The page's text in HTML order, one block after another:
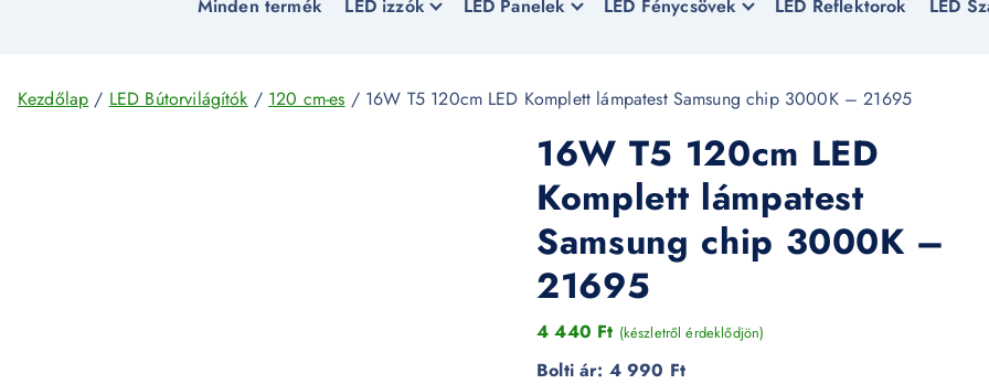
Minden termék LED izzók LED Panelek LED Fénycsövek LED Reflektorok LED
Kezdőlap / LED Bútorvilágítók / 120 cm-es / 16W T5 120cm LED Komplett lámpatest Samsung chip 3000K – 21695
16W T5 120cm LED
Komplett lámpatest
Samsung chip 3000K –
21695
4 440 Ft (készletről érdeklődjön)
Bolti ár: 4 990 Ft